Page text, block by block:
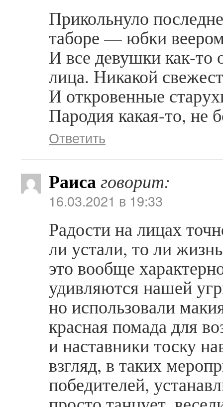
Прикольнуло
таборе — юбки
И все девушки как-то
лица. Никакой
И откровенные
Пародия какая-то, не
Ответить
Раисаговорит:
16.03.2021 в 19:33
Радости на лицах
ли устали, то ли
это вообще
удивляются нашей
но использовали
красная помада для
и наставники тоску
взгляд, в таких
победителей,